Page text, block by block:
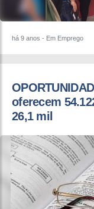
há 9 anos - Em Emprego
oferecem
26,1 mil